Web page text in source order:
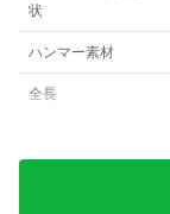
状
ハンマー素材
全長